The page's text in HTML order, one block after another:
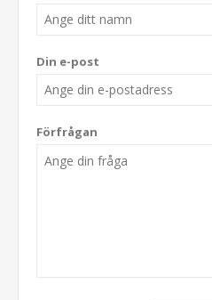
Din e-post
Förfrågan